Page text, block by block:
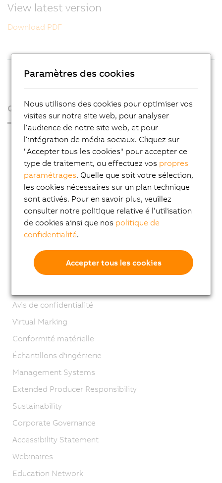
View latest version
Download PDF
Qui sommes-nous ?
Espace presse
Blog
AutoMates
Service Email News
Carrière
Adresses
Contact
Mentions légales
Avis de confidentialité
Virtual Marking
Conformité matérielle
Échantillons d'ingénierie
Management Systems
Extended Producer Responsibility
Sustainability
Corporate Governance
Accessibility Statement
Webinaires
Education Network
Paramètres des cookies
Nous utilisons des cookies pour optimiser vos
visites sur notre site web, pour analyser
l‘audience de notre site web, et pour
l‘intégration de média sociaux. Cliquez sur
"Accepter tous les cookies" pour accepter ce
type de traitement, ou effectuez vos propres
paramétrages. Quelle que soit votre sélection,
les cookies nécessaires sur un plan technique
sont activés. Pour en savoir plus, veuillez
consulter notre politique relative é l‘utilisation
de cookies ainsi que nos politique de
confidentialité.
Accepter tous les cookies